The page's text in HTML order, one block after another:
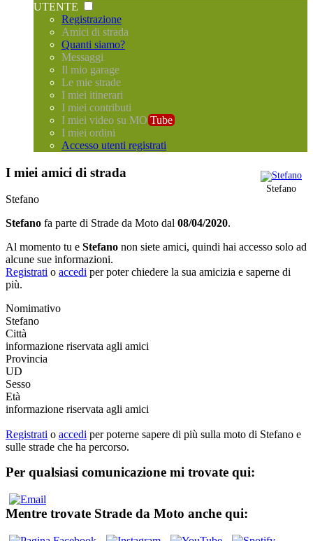
UTENTE
Registrazione
Amici di strada
Quanti siamo?
Messaggi
Il mio garage
Le mie strade
I miei itinerari
I miei contributi
I miei video su MO Tube
I miei ordini
Accesso utenti registrati
Stefano
I miei amici di strada
Stefano
Stefano fa parte di Strade da Moto dal 08/04/2020.
Al momento tu e Stefano non siete amici, quindi hai accesso solo ad
alcune sue informazioni.
Registrati o accedi per poter chiedere la sua amicizia e saperne di
più.
Nomimativo
Stefano
Città
informazione riservata agli amici
Provincia
UD
Sesso
Età
informazione riservata agli amici
Registrati o accedi per poterne sapere di più sulla moto di Stefano e
sulle strade che ha percorso.
Per qualsiasi comunicazione mi trovate qui:
Mentre trovate Strade da Moto anche qui: